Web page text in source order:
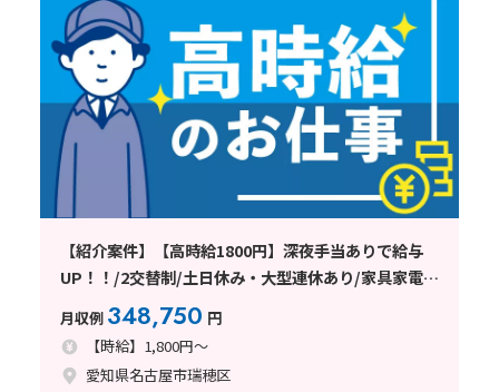
【紹介案件】【高時給1800円】深夜手当ありで給与
UP！！/2交替制/土日休み・大型連休あり/家具家電付
きの1R寮完備
月収例 348,750 円
【時給】1,800円～
愛知県名古屋市瑞穂区